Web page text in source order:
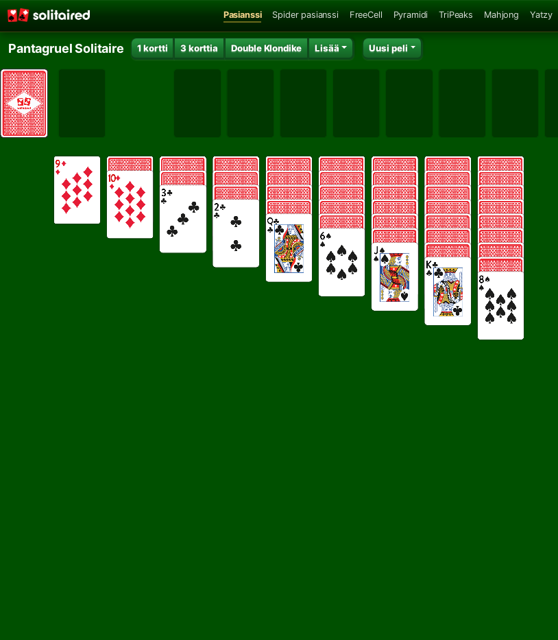
Pasianssi Spider pasianssi FreeCell Pyramidi TriPeaks Mahjong Yatzy
Pantagruel Solitaire 1 kortti 3 korttia Double Klondike Lisää Uusi peli